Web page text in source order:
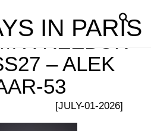
IN PARIS
X REEBOK
– ALEK
53
[JULY-01-2026]